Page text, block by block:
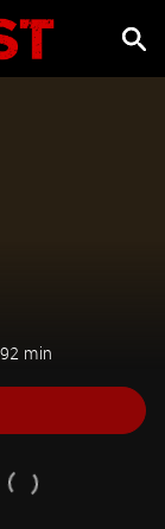
92 min